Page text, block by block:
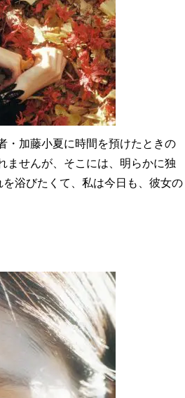
加藤小夏に時間を預けたときの
ませんが、そこには、明らかに独
浴びたくて、私は今日も、彼女の